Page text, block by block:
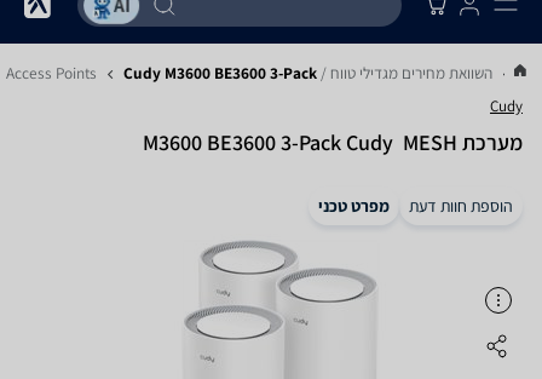
... השוואת מחירים מגדילי טווח / Access Points Cudy M3600 BE3600 3-Pack
Cudy
מערכת MESH ‏ M3600 BE3600 3-Pack Cudy
הוספת חוות דעת מפרט טכני